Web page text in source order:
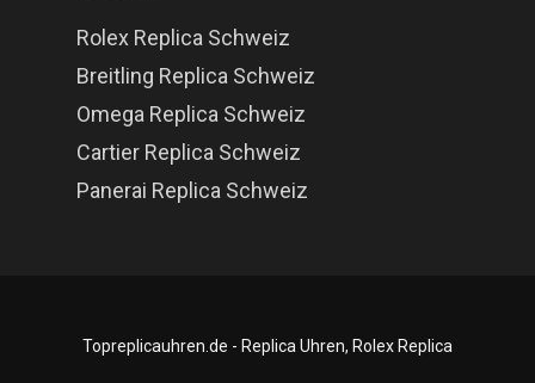
Rolex Replica Schweiz
Breitling Replica Schweiz
Omega Replica Schweiz
Cartier Replica Schweiz
Panerai Replica Schweiz
Topreplicauhren.de - Replica Uhren, Rolex Replica